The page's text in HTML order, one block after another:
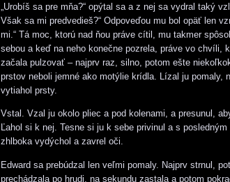
„Urobíš sa pre mňa?“ opýtal sa a z nej sa vydral taký
Však sa mi predvedieš?“ Odpoveďou mu bol opäť len
mi.“ Tá moc, ktorú nad ňou práve cítil, mu takmer
sebou a keď na neho konečne pozrela, práve vo chvíli,
začala pulzovať – najprv raz, silno, potom ešte
prstov neboli jemné ako motýlie krídla. Lízal ju pomaly,
vytiahol prsty.
Vstal. Vzal ju okolo pliec a pod kolenami, a presunul,
Ľahol si k nej. Tesne si ju k sebe privinul a s
zhlboka vydýchol a zavrel oči.
Edward sa prebúdzal len veľmi pomaly. Najprv strnul,
prechádzala po hrudi, na sekundu zastala a potom